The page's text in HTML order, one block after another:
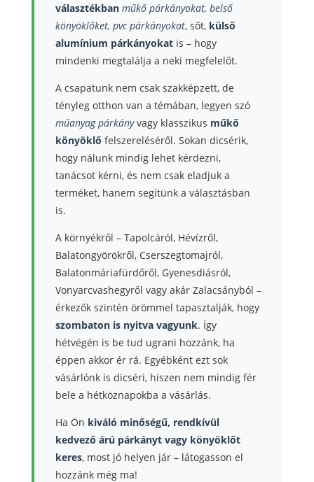
választékban műkő párkányokat, belső
könyöklőket, pvc párkányokat, sőt, külső
alumínium párkányokatis – hogy
mindenki megtalálja a neki megfelelőt.
A csapatunk nem csak szakképzett, de
tényleg otthon van a témában, legyen szó
műanyag párkányvagy klasszikus műkő
könyöklő felszereléséről. Sokan dicsérik,
hogy nálunk mindig lehet kérdezni,
tanácsot kérni, és nem csak eladjuk a
terméket, hanem segítünk a választásban
is.
A környékről – Tapolcáról, Hévízről,
Balatongyörökről, Cserszegtomajról,
Balatonmáriafürdőről, Gyenesdiásról,
Vonyarcvashegyről vagy akár Zalacsányból –
érkezők szintén örömmel tapasztalják, hogy
szombaton is nyitva vagyunk. Így
hétvégén is be tud ugrani hozzánk, ha
éppen akkor ér rá. Egyébként ezt sok
vásárlónk is dicséri, hiszen nem mindig fér
bele a hétköznapokba a vásárlás.
Ha Ön kiváló minőségű, rendkívül
kedvező árú párkányt vagy könyöklőt
keres, most jó helyen jár – látogasson el
hozzánk még ma!